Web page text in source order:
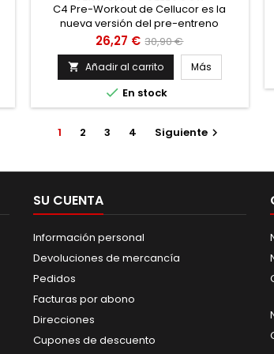
C4 Pre-Workout de Cellucor es la
nueva versión del pre-entreno
superventas anteriormente conocido
como C4 Extreme, uno de los
suplementos más vendidos en USA y
elegido como mejor pre-entreno del
año en Europa.
Precio
26,27 € Precio
base
30,90 €
 Añadir al carrito Más
 En stock
1 2 3 4 Siguiente 
SU CUENTA
Información personal
Devoluciones de mercancía
Pedidos
Facturas por abono
Direcciones
Cupones de descuento